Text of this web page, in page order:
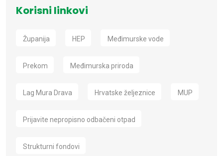
Korisni linkovi
Županija HEP Međimurske vode
Prekom Međimurska priroda
Lag Mura Drava Hrvatske željeznice MUP
Prijavite nepropisno odbačeni otpad
Strukturni fondovi